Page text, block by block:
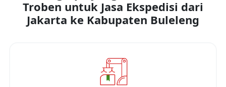
Troben untuk Jasa Ekspedisi dari
Jakarta ke Kabupaten Buleleng